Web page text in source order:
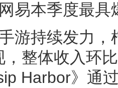
易本季度最具
游持续发力
，整体收入环
Harbor》通